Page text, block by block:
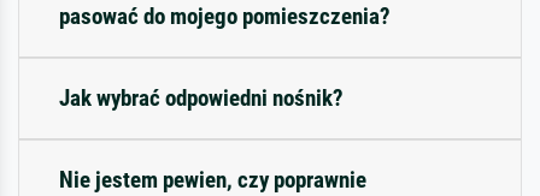
pasować do mojego pomieszczenia?
Jak wybrać odpowiedni nośnik?
Nie jestem pewien, czy poprawnie